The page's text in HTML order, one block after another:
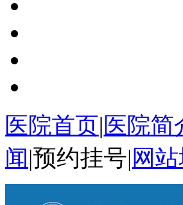
医院首页|医院简
闻|预约挂号| 网